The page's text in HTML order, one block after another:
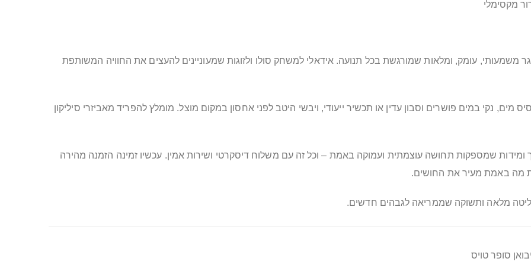
מקסימלי
עומק, ומלאות שמורגשת בכל תנועה. אידאלי למשחק סולו ולזוגות שמעוניינים להעצים את החוויה המשותפת
נקי במים פושרים וסבון עדין או תכשיר ייעודי, ויבשי היטב לפני אחסון במקום מוצל. מומלץ להפריד מאביזרי סיליקון
ומידות שמספקות תחושה עוצמתית ועמוקה באמת – וכל זה עם משלוח דיסקרטי ושירות אמין. עכשיו זמינה הזמנה מהירה
מלאה ותשוקה שממריאה לגבהים חדשים.